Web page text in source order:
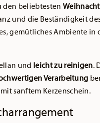
den beliebtesten
und die Beständigkeit
gemütliches Ambiente in
und leicht zu reinigen.
Verarbeitung
sanftem Kerzenschein.